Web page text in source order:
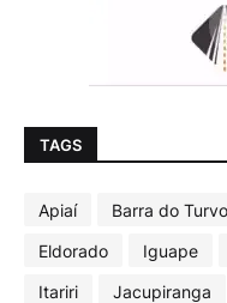
TAGS
Apiaí Barra do Turvo
Eldorado
Iguape
Itariri
Jacupiranga